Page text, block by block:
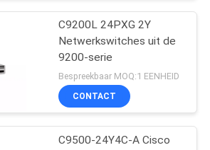
C9200L 24PXG 2Y
Netwerkswitches uit de
9200-serie
Bespreekbaar MOQ:1 EENHEID
CONTACT
C9500-24Y4C-A Cisco